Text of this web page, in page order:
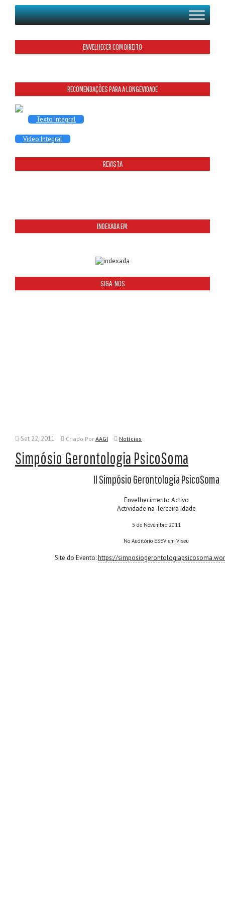
ENVELHECER COM DIREITO
RECOMENDAÇÕES PARA A LONGEVIDADE
Texto Integral
Video Integral
REVISTA
INDEXADA EM:
SIGA-NOS
Set 22, 2011 Criado Por AAGI Notícias
Simpósio Gerontologia PsicoSoma
II Simpósio Gerontologia PsicoSoma
Envelhecimento Activo
Actividade na Terceira Idade
5 de Novembro 2011
No Auditório ESEV em Viseu
Site do Evento:https://